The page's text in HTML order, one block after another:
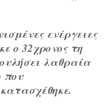
ενέργειες
ο 32χρονος τη
λαθραία
που